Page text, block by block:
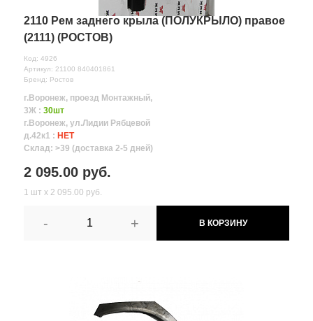
2110 Рем заднего крыла (ПОЛУКРЫЛО) правое
(2111) (РОСТОВ)
Код: 4926
Артикул: 21100 840401861
Бренд: Ростов
г.Воронеж, проезд Монтажный,
3Ж : 30шт
г.Воронеж, ул.Лидии Рябцевой
д.42к1 : НЕТ
Склад: >39 (доставка 2-5 дней)
2 095.00 руб.
1 шт х 2 095.00 руб.
- + В КОРЗИНУ